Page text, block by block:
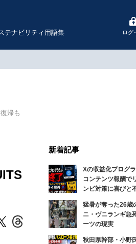
テナビリティ用語集 ログ
帰も
新着記事
Xの収益化プログラムが終
コンテンツ報酬でリプラ
ンビ対策に喜びと
猛暑が奪った26歳
ニ・ヴニランギ急
ーツの現実
秋田県幹部・小野